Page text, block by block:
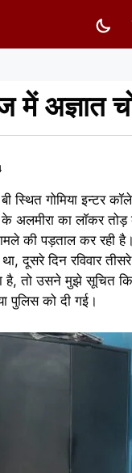
में अज्ञात
बी स्थित गोमिया
के अलमीरा का लाॅकर
की पड़ताल कर रही
दूसरे दिन रविवार
है, तो उसने मुझे
पुलिस को दी गई।